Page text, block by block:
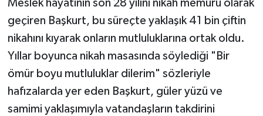
Meslek hayatının son 28 yılını nikah memuru olarak
geçiren Başkurt, bu süreçte yaklaşık 41 bin çiftin
nikahını kıyarak onların mutluluklarına ortak oldu.
Yıllar boyunca nikah masasında söylediği "Bir
ömür boyu mutluluklar dilerim" sözleriyle
hafızalarda yer eden Başkurt, güler yüzü ve
samimi yaklaşımıyla vatandaşların takdirini